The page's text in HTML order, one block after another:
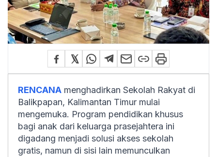
RENCANA menghadirkan Sekolah Rakyat di
Balikpapan, Kalimantan Timur mulai
mengemuka. Program pendidikan khusus
bagi anak dari keluarga prasejahtera ini
digadang menjadi solusi akses sekolah
gratis, namun di sisi lain memunculkan